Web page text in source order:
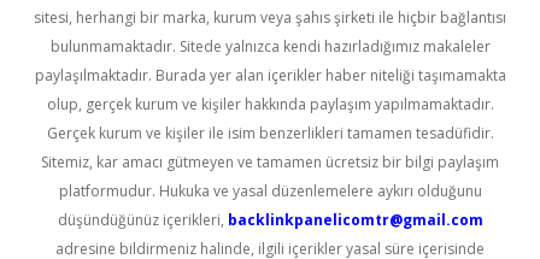
sitesi, herhangi bir marka, kurum veya şahıs şirketi ile hiçbir bağlantısı
bulunmamaktadır. Sitede yalnızca kendi hazırladığımız makaleler
paylaşılmaktadır. Burada yer alan içerikler haber niteliği taşımamakta
olup, gerçek kurum ve kişiler hakkında paylaşım yapılmamaktadır.
Gerçek kurum ve kişiler ile isim benzerlikleri tamamen tesadüfidir.
Sitemiz, kar amacı gütmeyen ve tamamen ücretsiz bir bilgi paylaşım
platformudur. Hukuka ve yasal düzenlemelere aykırı olduğunu
düşündüğünüz içerikleri, backlinkpanelicomtr@gmail.com
adresine bildirmeniz halinde, ilgili içerikler yasal süre içerisinde